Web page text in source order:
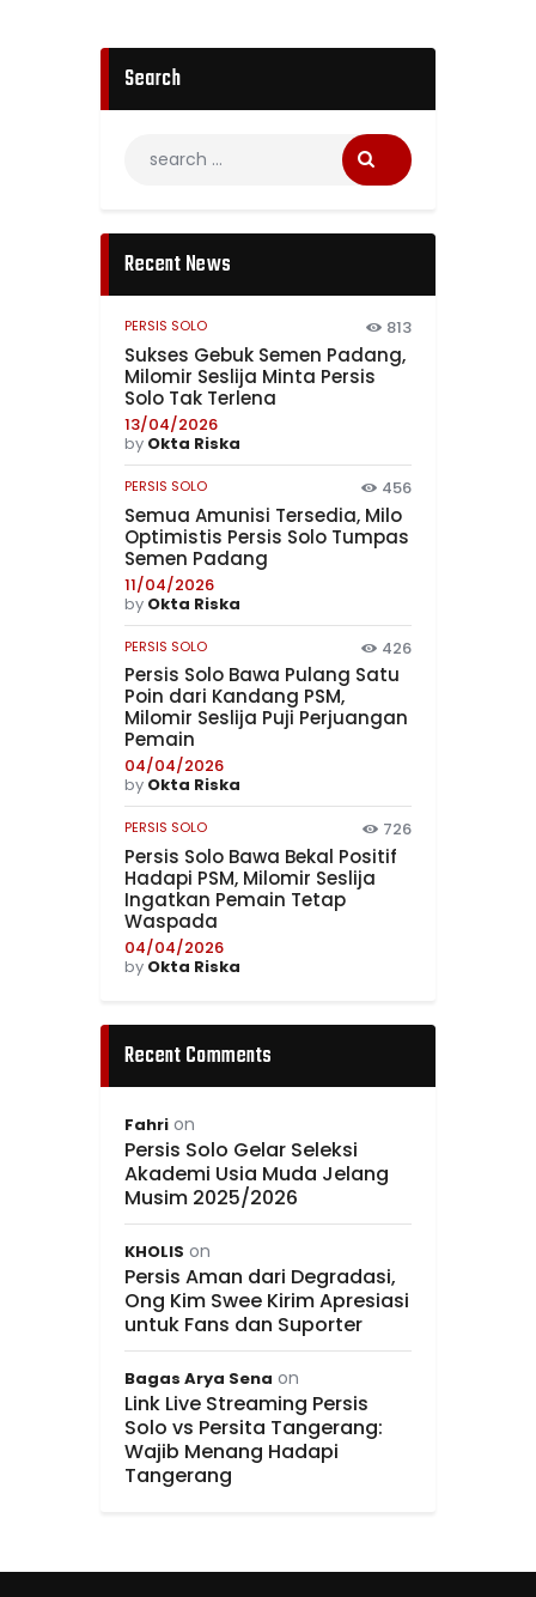
Search
Recent News
PERSIS SOLO 813
Sukses Gebuk Semen Padang,
Milomir Seslija Minta Persis
Solo Tak Terlena
13/04/2026
by Okta Riska
PERSIS SOLO 456
Semua Amunisi Tersedia, Milo
Optimistis Persis Solo Tumpas
Semen Padang
11/04/2026
by Okta Riska
PERSIS SOLO 426
Persis Solo Bawa Pulang Satu
Poin dari Kandang PSM,
Milomir Seslija Puji Perjuangan
Pemain
04/04/2026
by Okta Riska
PERSIS SOLO 726
Persis Solo Bawa Bekal Positif
Hadapi PSM, Milomir Seslija
Ingatkan Pemain Tetap
Waspada
04/04/2026
by Okta Riska
Recent Comments
Fahri on
Persis Solo Gelar Seleksi
Akademi Usia Muda Jelang
Musim 2025/2026
KHOLIS on
Persis Aman dari Degradasi,
Ong Kim Swee Kirim Apresiasi
untuk Fans dan Suporter
Bagas Arya Sena on
Link Live Streaming Persis
Solo vs Persita Tangerang:
Wajib Menang Hadapi
Tangerang